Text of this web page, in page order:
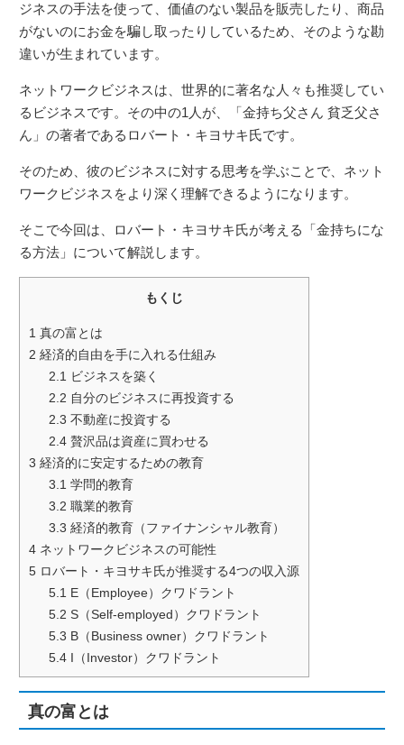
ジネスの手法を使って、価値のない製品を販売したり、商品
がないのにお金を騙し取ったりしているため、そのような勘
違いが生まれています。
ネットワークビジネスは、世界的に著名な人々も推奨してい
るビジネスです。その中の1人が、「金持ち父さん 貧乏父さ
ん」の著者であるロバート・キヨサキ氏です。
そのため、彼のビジネスに対する思考を学ぶことで、ネット
ワークビジネスをより深く理解できるようになります。
そこで今回は、ロバート・キヨサキ氏が考える「金持ちにな
る方法」について解説します。
もくじ
1 真の富とは
2 経済的自由を手に入れる仕組み
2.1 ビジネスを築く
2.2 自分のビジネスに再投資する
2.3 不動産に投資する
2.4贅沢品は資産に買わせる
3 経済的に安定するための教育
3.1 学問的教育
3.2 職業的教育
3.3 経済的教育（ファイナンシャル教育）
4 ネットワークビジネスの可能性
5 ロバート・キヨサキ氏が推奨する4つの収入源
5.1 E（Employee）クワドラント
5.2 S（Self-employed）クワドラント
5.3 B（Business owner）クワドラント
5.4I（Investor）クワドラント
真の富とは